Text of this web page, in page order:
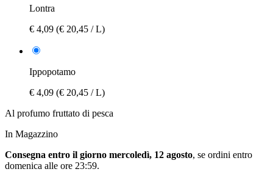
Lontra
€ 4,09 (€ 20,45 / L)
Ippopotamo
€ 4,09 (€ 20,45 / L)
Al profumo fruttato di pesca
In Magazzino
Consegna entro il giorno mercoledì, 12 agosto, se ordini entro
domenica alle ore 23:59.